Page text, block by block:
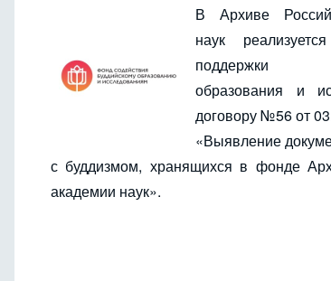
В Архиве
наук
поддержки
образования и
договору №56 от
«Выявление
с буддизмом, хранящихся в фонде
академии наук».